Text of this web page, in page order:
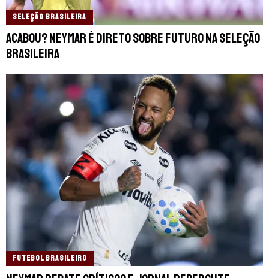
SELEÇÃO BRASILEIRA
Acabou? Neymar é direto sobre futuro na Seleção
Brasileira
FUTEBOL BRASILEIRO